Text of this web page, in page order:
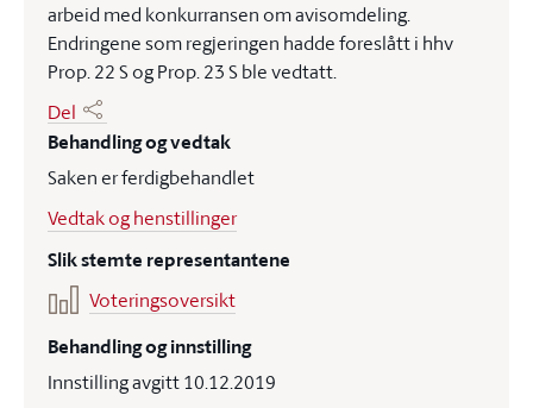
arbeid med konkurransen om avisomdeling.
Endringene som regjeringen hadde foreslått i hhv
Prop. 22 S og Prop. 23 S ble vedtatt.
Del
Behandling og vedtak
Saken er ferdigbehandlet
Vedtak og henstillinger
Slik stemte representantene
Voteringsoversikt
Behandling og innstilling
Innstilling avgitt 10.12.2019